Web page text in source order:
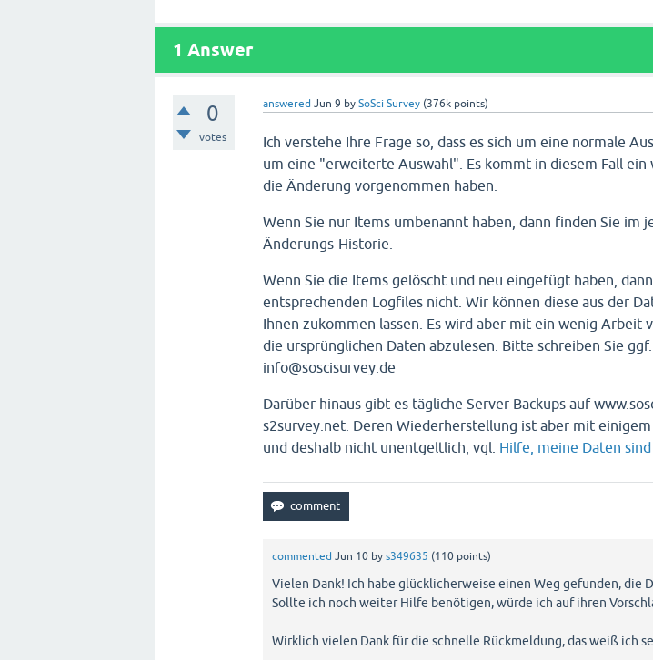
1 Answer
0
votes
answered Jun 9 bySoSci Survey (376k points)
Ich verstehe Ihre Frage so, dass es sich um eine normale
um eine "erweiterte Auswahl". Es kommt in diesem Fall ein
die Änderung vorgenommen haben.
Wenn Sie nur Items umbenannt haben, dann finden Sie im
Änderungs-Historie.
Wenn Sie die Items gelöscht und neu eingefügt haben,
entsprechenden Logfiles nicht. Wir können diese aus der
Ihnen zukommen lassen. Es wird aber mit ein wenig Arbeit
die ursprünglichen Daten abzulesen. Bitte schreiben Sie
info@soscisurvey.de
Darüber hinaus gibt es tägliche Server-Backups auf
s2survey.net. Deren Wiederherstellung ist aber mit
und deshalb nicht unentgeltlich, vgl. Hilfe, meine Daten
commented Jun 10 bys349635 (110 points)
Vielen Dank! Ich habe glücklicherweise einen Weg gefunden, die
Sollte ich noch weiter Hilfe benötigen, würde ich auf ihren
Wirklich vielen Dank für die schnelle Rückmeldung, das weiß ich